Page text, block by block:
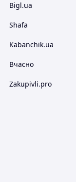
Bigl.ua
Shafa
Kabanchik.ua
Вчасно
Zakupivli.pro